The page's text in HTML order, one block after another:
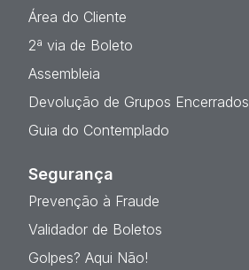
Área do Cliente
2ª via de Boleto
Assembleia
Devolução de Grupos Encerrados
Guia do Contemplado
Segurança
Prevenção à Fraude
Validador de Boletos
Golpes? Aqui Não!